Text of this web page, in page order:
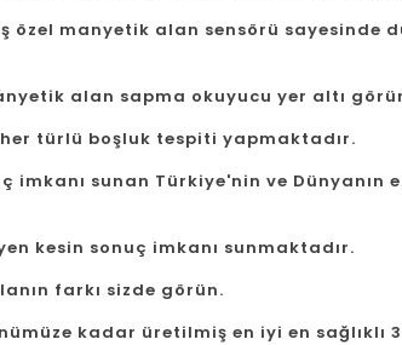
özel manyetik alan sensörü sayesinde
alan sapma okuyucu yer altı
türlü boşluk tespiti yapmaktadır.
imkanı sunan Türkiye'nin ve
kesin sonuç imkanı sunmaktadır.
farkı sizde görün.
kadar üretilmiş en iyi en sağlıklı